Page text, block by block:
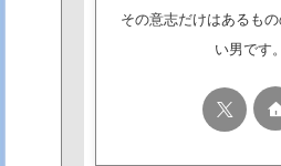
その意志だけはあるも
い男です。